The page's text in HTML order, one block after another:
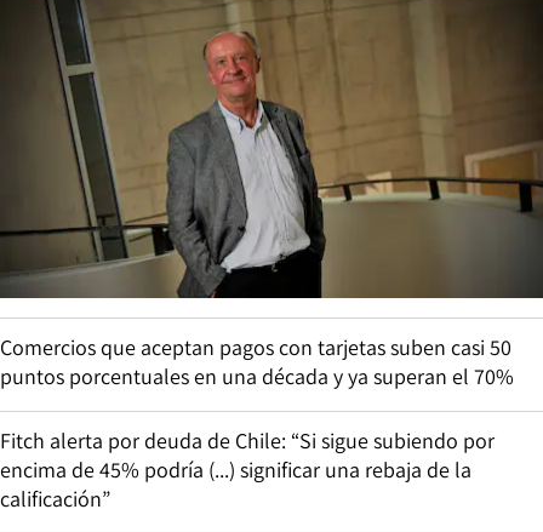
Comercios que aceptan pagos con tarjetas suben casi 50
puntos porcentuales en una década y ya superan el 70%
Fitch alerta por deuda de Chile: “Si sigue subiendo por
encima de 45% podría (...) significar una rebaja de la
calificación”